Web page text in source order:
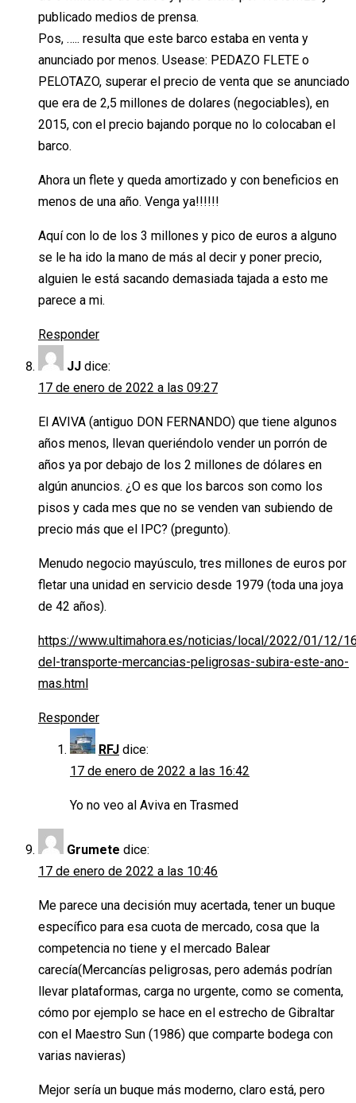
publicado medios de prensa.
Pos, ….. resulta que este barco estaba en venta y
anunciado por menos. Usease: PEDAZO FLETE o
PELOTAZO, superar el precio de venta que se anunciado
que era de 2,5 millones de dolares (negociables), en
2015, con el precio bajando porque no lo colocaban el
barco.
Ahora un flete y queda amortizado y con beneficios en
menos de una año. Venga ya!!!!!!
Aquí con lo de los 3 millones y pico de euros a alguno
se le ha ido la mano de más al decir y poner precio,
alguien le está sacando demasiada tajada a esto me
parece a mi.
Responder
JJ dice:
17 de enero de 2022 a las 09:27
El AVIVA (antiguo DON FERNANDO) que tiene algunos
años menos, llevan queriéndolo vender un porrón de
años ya por debajo de los 2 millones de dólares en
algún anuncios. ¿O es que los barcos son como los
pisos y cada mes que no se venden van subiendo de
precio más que el IPC? (pregunto).
Menudo negocio mayúsculo, tres millones de euros por
fletar una unidad en servicio desde 1979 (toda una joya
de 42 años).
https://www.ultimahora.es/noticias/local/2022/01/12/
del-transporte-mercancias-peligrosas-subira-este-ano-
mas.html
Responder
RFJ dice:
17 de enero de 2022 a las 16:42
Yo no veo al Aviva en Trasmed
Grumete dice:
17 de enero de 2022 a las 10:46
Me parece una decisión muy acertada, tener un buque
específico para esa cuota de mercado, cosa que la
competencia no tiene y el mercado Balear
carecía(Mercancías peligrosas, pero además podrían
llevar plataformas, carga no urgente, como se comenta,
cómo por ejemplo se hace en el estrecho de Gibraltar
con el Maestro Sun (1986) que comparte bodega con
varias navieras)
Mejor sería un buque más moderno, claro está, pero